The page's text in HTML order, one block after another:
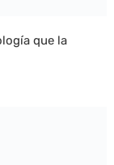
que la